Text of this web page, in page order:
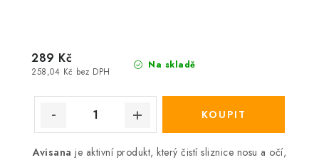
Na skladě
258,04 Kč bez DPH
289 Kč
Avisana je aktivní produkt, který čistí sliznice nosu a očí,